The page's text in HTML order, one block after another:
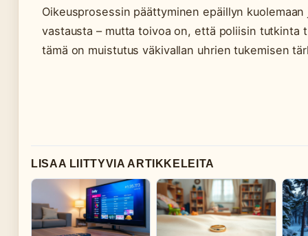
Oikeusprosessin päättyminen epäillyn
vastausta – mutta toivoa on, että poliisin tutkinta
tämä on muistutus väkivallan uhrien tukemisen
LISAA LIITTYVIA ARTIKKELEITA